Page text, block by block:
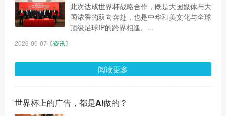
此次达成世界杯战略合作，既是大国媒体与大
国浓香的双向奔赴，也是中华和美文化与全球
顶级足球IP的跨界相逢。...
2026-06-07【资讯】
阅读更多
世界杯上的广告，都是AI做的？